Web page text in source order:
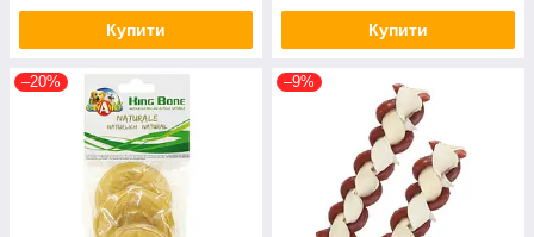
Купити Купити
–20% –9%